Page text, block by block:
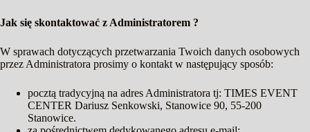
Jak się skontaktować z Administratorem ?
W sprawach dotyczących przetwarzania Twoich danych osobowych
przez Administratora prosimy o kontakt w następujący sposób:
pocztą tradycyjną na adres Administratora tj: TIMES EVENT
CENTER Dariusz Senkowski, Stanowice 90, 55-200
Stanowice.